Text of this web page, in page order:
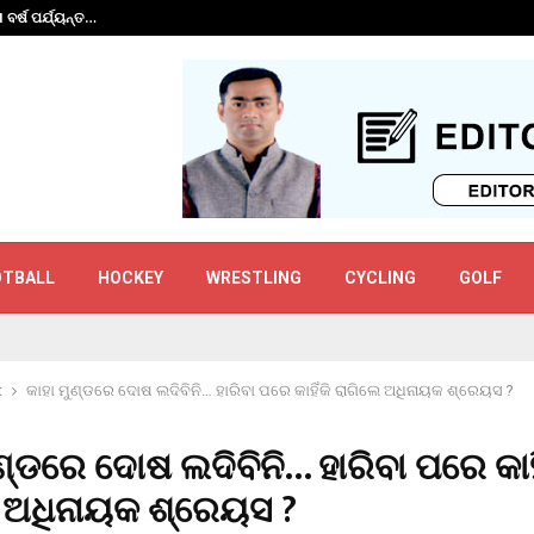
ପର୍ଯ୍ୟନ୍ତ…
HOCKEY WRESTLING CYCLING GOLF
କାହା ମୁଣ୍ଡରେ ଦୋଷ ଲଦିବିନି… ହାରିବା ପରେ କାହିଁକି ରାଗିଲେ ଅଧିନାୟକ ଶ୍ରେୟସ ?
ଦୋଷ ଲଦିବିନି… ହାରିବା ପରେ
ଶ୍ରେୟସ ?